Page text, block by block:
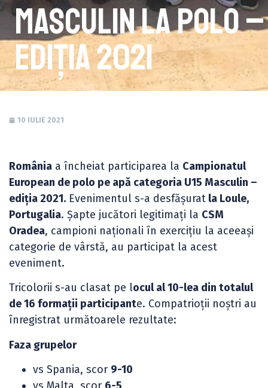
Masculin la polo –
ediția 2021
10 IULIE 2021
România a încheiat participarea la Campionatul
European de polo pe apă categoria U15 Masculin –
ediția 2021. Evenimentul s-a desfășurat la Loule,
Portugalia. Șapte jucători legitimați la CSM
Oradea, campioni naționali în exercițiu la aceeași
categorie de vârstă, au participat la acest
eveniment.
Tricolorii s-au clasat pe locul al 10-lea din totalul
de 16 formații participante. Compatrioții noștri au
înregistrat următoarele rezultate:
Faza grupelor
vs Spania, scor 9-10